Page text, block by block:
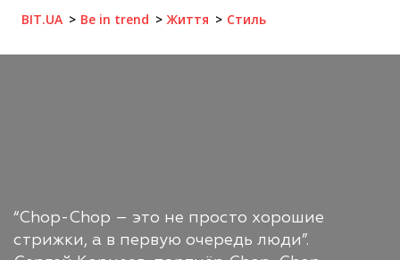
BIT.UA Be in trend Життя Стиль
“Chop-Chop – это не просто хорошие
стрижки, а в первую очередь люди”.